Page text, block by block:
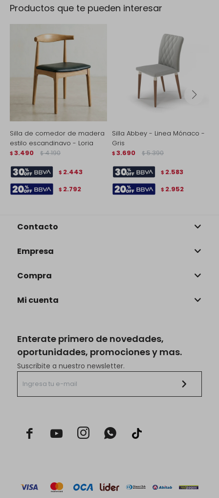
Productos que te pueden interesar
Silla de comedor de madera
estilo escandinavo - Loria
$ 3.490 $ 4.190
$ 2.443
$ 2.792
Silla Abbey - Linea Mónaco -
Gris
$ 3.690 $ 5.390
$ 2.583
$ 2.952
Enterate primero de novedades,
oportunidades, promociones y mas.
Suscribite a nuestro newsletter.
  
Contacto
Empresa
Compra
Mi cuenta